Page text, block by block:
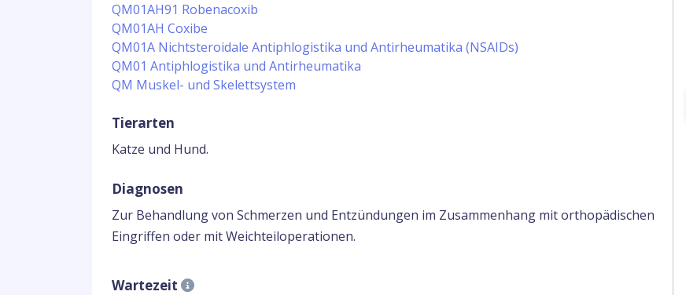
QM01AH91 Robenacoxib
QM01AH Coxibe
QM01A Nichtsteroidale Antiphlogistika und Antirheumatika (NSAIDs)
QM01 Antiphlogistika und Antirheumatika
QM Muskel- und Skelettsystem
Tierarten
Katze und Hund.
Diagnosen
Zur Behandlung von Schmerzen und Entzündungen im Zusammenhang mit orthopädischen
Eingriffen oder mit Weichteiloperationen.
Wartezeit